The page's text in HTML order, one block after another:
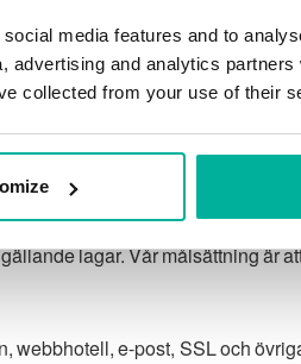
media features and to
advertising and analytics
collected from your use of their
lagar. Vår målsättning är
e-post, SSL och